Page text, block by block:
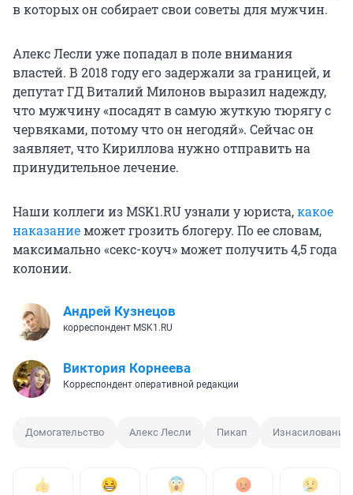
в которых он собирает свои советы для мужчин.
Алекс Лесли уже попадал в поле внимания
властей. В 2018 году его задержали за границей, и
депутат ГД Виталий Милонов выразил надежду,
что мужчину «посадят в самую жуткую тюрягу с
червяками, потому что он негодяй». Сейчас он
заявляет, что Кириллова нужно отправить на
принудительное лечение.
Наши коллеги из MSK1.RU узнали у юриста,какое
наказаниеможет грозить блогеру. По ее словам,
максимально «секс-коуч» может получить 4,5 года
колонии.
Андрей Кузнецов
корреспондент MSK1.RU
Виктория Корнеева
Корреспондент оперативной редакции
Домогательство Алекс Лесли Пикап Изнасилование